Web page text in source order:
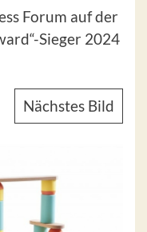
Forum auf der
Sieger 2024
Nächstes Bild